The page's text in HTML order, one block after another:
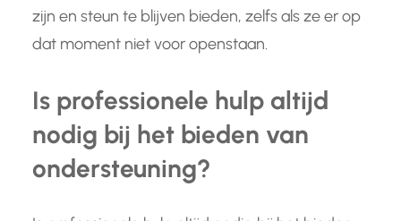
zijn en steun te blijven bieden, zelfs als ze er op
dat moment niet voor openstaan.
Is professionele hulp altijd
nodig bij het bieden van
ondersteuning?